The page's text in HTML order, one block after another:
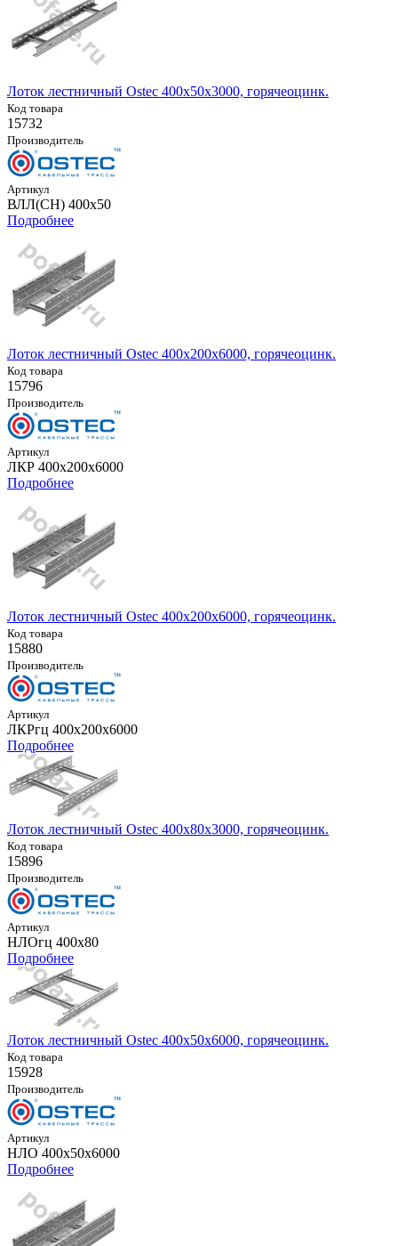
Лоток лестничный Ostec 400х50х3000, горячеоцинк.
Код товара
15732
Производитель
Артикул
ВЛЛ(СН) 400х50
Подробнее
Лоток лестничный Ostec 400х200х6000, горячеоцинк.
Код товара
15796
Производитель
Артикул
ЛКР 400х200х6000
Подробнее
Лоток лестничный Ostec 400х200х6000, горячеоцинк.
Код товара
15880
Производитель
Артикул
ЛКРгц 400х200х6000
Подробнее
Лоток лестничный Ostec 400х80х3000, горячеоцинк.
Код товара
15896
Производитель
Артикул
НЛОгц 400х80
Подробнее
Лоток лестничный Ostec 400х50х6000, горячеоцинк.
Код товара
15928
Производитель
Артикул
НЛО 400х50х6000
Подробнее